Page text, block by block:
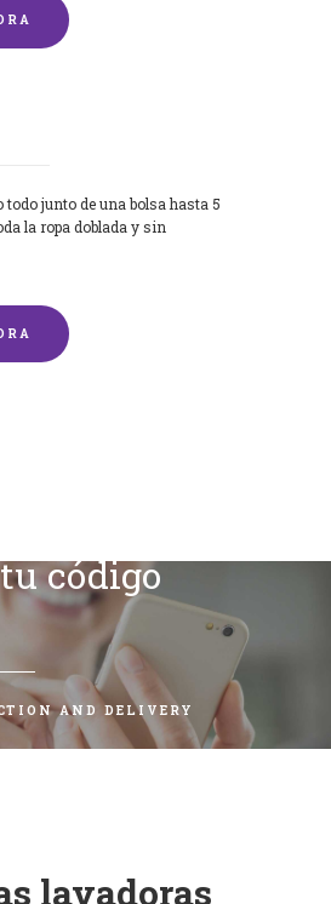
todo junto de una bolsa hasta 5
la ropa doblada y sin
código
AND DELIVERY
lavadoras